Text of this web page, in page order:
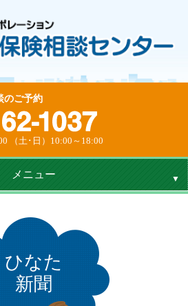
のご予約
（土･日）10:00～18:00
メニュー
ひなた
新聞